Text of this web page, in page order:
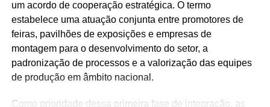
introduziu nada menos do que 30 novos modelos em três
anos, além de serviços e soluções de mobilidade
inovadoras.
Lights of Progress: experiências gastronômicas
imersivas
um acordo de cooperação estratégica. O termo
estabelece uma atuação conjunta entre promotores de
feiras, pavilhões de exposições e empresas de
montagem para o desenvolvimento do setor, a
padronização de processos e a valorização das equipes
de produção em âmbito nacional.
Como prioridade dessa primeira fase de integração, as